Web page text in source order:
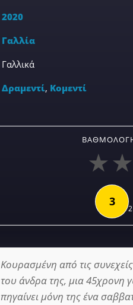
2020
Γαλλία
Γαλλικά
Δραμεντί, Κομεντί
3
Κουρασμένη από τις
του άνδρα της, μια 45χρονη
πηγαίνει μόνη της ένα